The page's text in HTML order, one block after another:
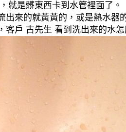
就是髒東西卡到水管裡面了。
來的就黃黃的，或是熱水
戶 古先生 看到洗出來的水